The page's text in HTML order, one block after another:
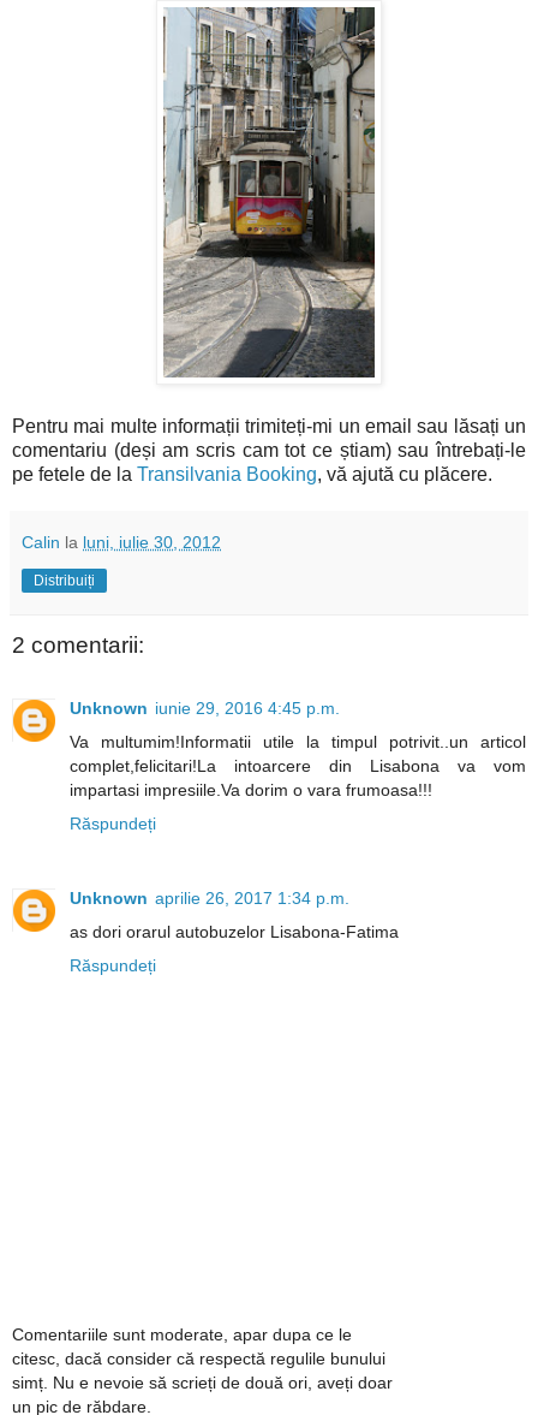
Pentru mai multe informații trimiteți-mi un email sau lăsați un
comentariu (deși am scris cam tot ce știam) sau întrebați-le
pe fetele de la Transilvania Booking, vă ajută cu plăcere.
Calin la luni, iulie 30, 2012
Distribuiți
2 comentarii:
Unknown iunie 29, 2016 4:45 p.m.
Va multumim!Informatii utile la timpul potrivit..un articol
complet,felicitari!La intoarcere din Lisabona va vom
impartasi impresiile.Va dorim o vara frumoasa!!!
Răspundeți
Unknown aprilie 26, 2017 1:34 p.m.
as dori orarul autobuzelor Lisabona-Fatima
Răspundeți
Comentariile sunt moderate, apar dupa ce le
citesc, dacă consider că respectă regulile bunului
simț. Nu e nevoie să scrieți de două ori, aveți doar
un pic de răbdare.